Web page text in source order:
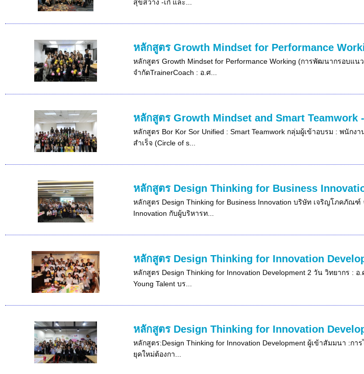
สุขสว่าง -เก๋ และ...
หลักสูตร Growth Mindset for Performance
หลักสูตร Growth Mindset for Performance Working (การพัฒนากรอบแ
จำกัดTrainerCoach : อ.ศ...
หลักสูตร Growth Mindset and Smart Teamwork
หลักสูตร Bor Kor Sor Unified : Smart Teamwork กลุ่มผู้เข้าอบรม : พนั
สำเร็จ (Circle of s...
หลักสูตร Design Thinking for Business
หลักสูตร Design Thinking for Business Innovation บริษัท เจริญโภคภัณฑ์
Innovation กับผู้บริหารท...
หลักสูตร Design Thinking for Innovation
หลักสูตร Design Thinking for Innovation Development 2 วัน วิทยากร
Young Talent บร...
หลักสูตร Design Thinking for Innovation
หลักสูตร:Design Thinking for Innovation Development ผู้เข้าสัมมนา :ก
ยุคใหม่ต้องกา...